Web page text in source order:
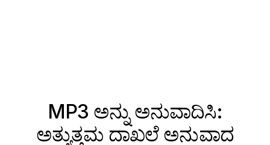
MP3 ಅನ್ನು ಅನುವಾದಿಸಿ:
ಅತ್ಯುತ್ತಮ ದಾಖಲೆ ಅನುವಾದ